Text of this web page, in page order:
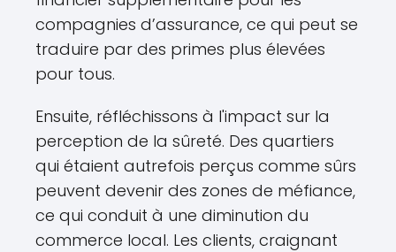
compagnies d’assurance, ce qui peut se
traduire par des primes plus élevées
pour tous.
Ensuite, réfléchissons à l'impact sur la
perception de la sûreté. Des quartiers
qui étaient autrefois perçus comme sûrs
peuvent devenir des zones de méfiance,
ce qui conduit à une diminution du
commerce local. Les clients, craignant